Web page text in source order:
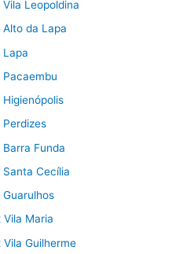
Leopoldina
da Lapa
Funda
Cecília
Maria
Guilherme